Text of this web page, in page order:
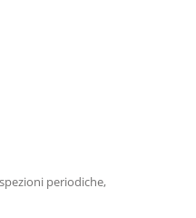
periodiche,